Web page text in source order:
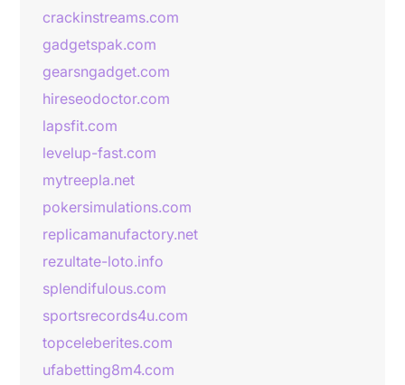
crackinstreams.com
gadgetspak.com
gearsngadget.com
hireseodoctor.com
lapsfit.com
levelup-fast.com
mytreepla.net
pokersimulations.com
replicamanufactory.net
rezultate-loto.info
splendifulous.com
sportsrecords4u.com
topceleberites.com
ufabetting8m4.com